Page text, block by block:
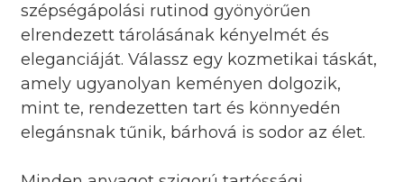
szépségápolási rutinod gyönyörűen
elrendezett tárolásának kényelmét és
eleganciáját. Válassz egy kozmetikai táskát,
amely ugyanolyan keményen dolgozik,
mint te, rendezetten tart és könnyedén
elegánsnak tűnik, bárhová is sodor az élet.